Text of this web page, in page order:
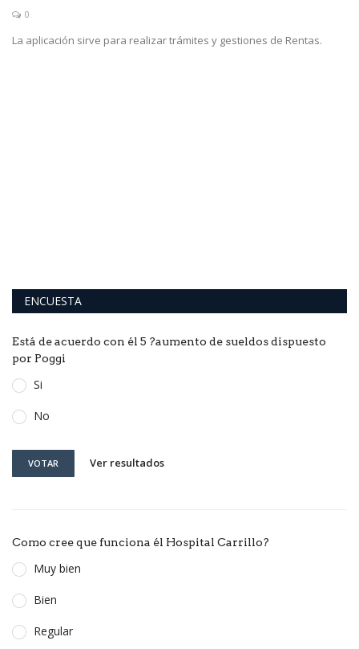
0
La aplicación sirve para realizar trámites y gestiones de Rentas.
ENCUESTA
Está de acuerdo con él 5 ?aumento de sueldos dispuesto
por Poggi
Si
No
VOTAR Ver resultados
Como cree que funciona él Hospital Carrillo?
Muy bien
Bien
Regular